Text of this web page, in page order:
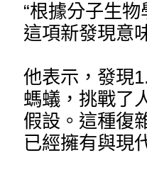
“根據分子生
這項新發現意
他表示，發現
螞蟻，挑戰了
假設。這種復
已經擁有與現